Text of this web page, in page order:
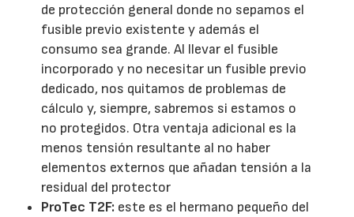
de protección general donde no sepamos el
fusible previo existente y además el
consumo sea grande. Al llevar el fusible
incorporado y no necesitar un fusible previo
dedicado, nos quitamos de problemas de
cálculo y, siempre, sabremos si estamos o
no protegidos. Otra ventaja adicional es la
menos tensión resultante al no haber
elementos externos que añadan tensión a la
residual del protector
ProTec T2F: este es el hermano pequeño del